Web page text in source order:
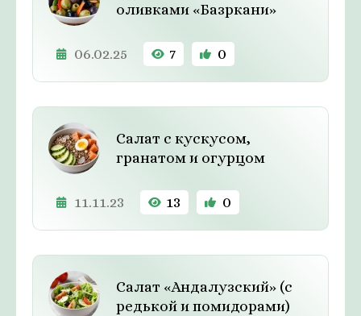
оливками «Базркани»
06.02.25 7 0
Салат с кускусом,
гранатом и огурцом
11.11.23 13 0
Салат «Андалузский» (с
редькой и помидорами)